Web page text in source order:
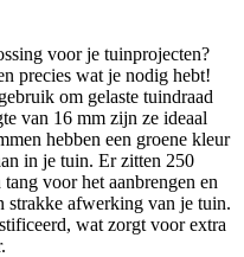
voor je tuinprojecten?
precies wat je nodig hebt!
om gelaste tuindraad
van 16 mm zijn ze ideaal
hebben een groene kleur
in je tuin. Er zitten 250
voor het aanbrengen en
strakke afwerking van je tuin.
wat zorgt voor extra